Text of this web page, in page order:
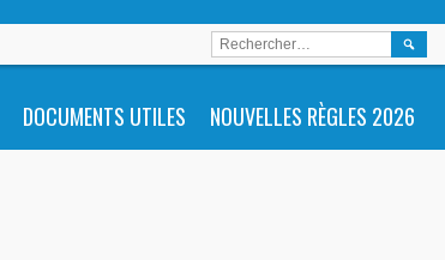
DOCUMENTS UTILES NOUVELLES RÈGLES 2026